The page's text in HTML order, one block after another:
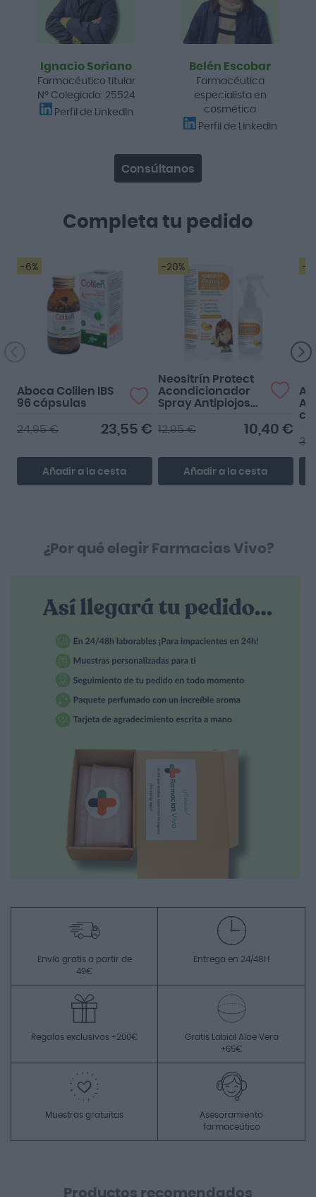
Completa tu pedido
-6%
Desde que me
diagnosticaron
síndrome de colon
irritable es lo que mej...
Aboca Colilen IBS
96 cápsulas
23,55 €
24,95 €
Añadir a la cesta
-20%
Neositrín Protect
Acondicionador
Spray Antipiojos
10,40 €
12,95 €
Añadir a la cesta
-
Ignacio Soriano
Farmacéutico titular
Nº Colegiado: 25524
Perfil de LinkedIn
Belén Escobar
Farmacéutica
especialista en
cosmética
Perfil de LinkedIn
Consúltanos
¿Por qué elegir Farmacias Vivo?
Envío gratis a partir de
49€
Entrega en 24/48H
Regalos exclusivos +200€
Gratis Labial Aloe Vera
+65€
Muestras gratuitas
Asesoramiento
farmaceútico
Productos recomendados